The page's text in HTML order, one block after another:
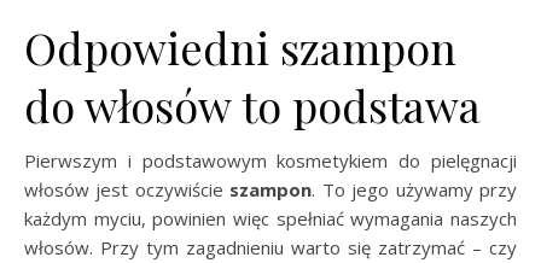
Odpowiedni szampon
do włosów to podstawa
Pierwszym i podstawowym kosmetykiem do pielęgnacji
włosów jest oczywiście szampon. To jego używamy przy
każdym myciu, powinien więc spełniać wymagania naszych
włosów. Przy tym zagadnieniu warto się zatrzymać – czy